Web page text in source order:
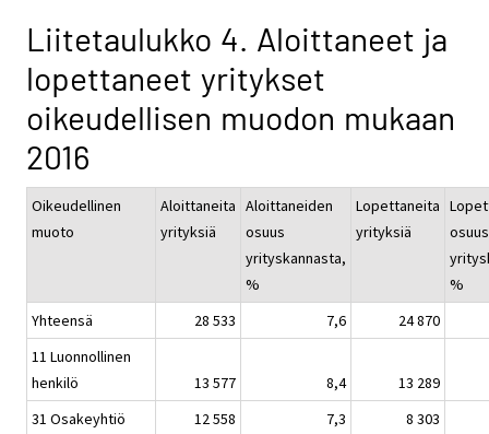
Liitetaulukko 4. Aloittaneet ja
lopettaneet yritykset
oikeudellisen muodon mukaan
2016
Oikeudellinen
muoto
Aloittaneita
yrityksiä
Aloittaneiden
osuus
yrityskannasta,
%
Lopettaneita
yrityksiä
osuus
%
Yhteensä
28 533 7,6
24 870
11 Luonnollinen
henkilö
13 577 8,4
13 289
31 Osakeyhtiö
12 558 7,3
8 303